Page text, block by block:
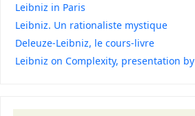
Leibniz in Paris
Leibniz. Un rationaliste mystique
Deleuze-Leibniz, le cours-livre
Leibniz on Complexity, presentation